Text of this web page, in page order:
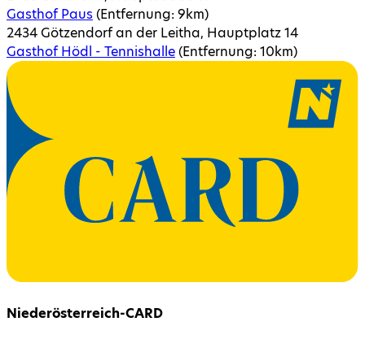
Gasthof Paus(Entfernung: 9km)
2434 Götzendorf an der Leitha, Hauptplatz 14
Gasthof Hödl - Tennishalle(Entfernung: 10km)
Niederösterreich-CARD